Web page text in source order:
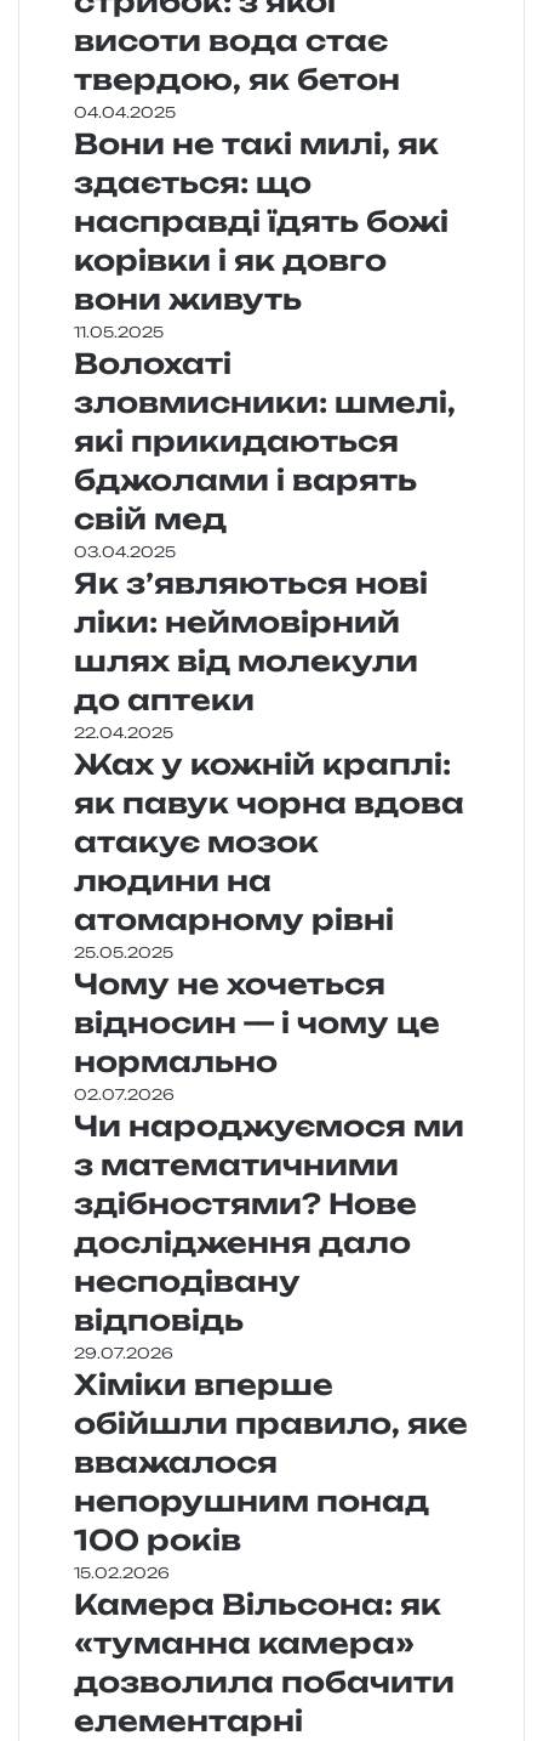
висоти вода стає
твердою, як бетон
04.04.2025
Вони не такі милі, як
здається: що
насправді їдять божі
корівки і як довго
вони живуть
11.05.2025
Волохаті
зловмисники: шмелі,
які прикидаються
бджолами і варять
свій мед
03.04.2025
Як з’являються нові
ліки: неймовірний
шлях від молекули
до аптеки
22.04.2025
Жах у кожній краплі:
як павук чорна вдова
атакує мозок
людини на
атомарному рівні
25.05.2025
Чому не хочеться
відносин — і чому це
нормально
02.07.2026
Чи народжуємося ми
з математичними
здібностями? Нове
дослідження дало
несподівану
відповідь
29.07.2026
Хіміки вперше
обійшли правило, яке
вважалося
непорушним понад
100 років
15.02.2026
Камера Вільсона: як
«туманна камера»
дозволила побачити
елементарні